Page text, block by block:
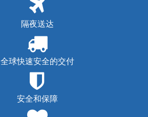
隔夜送达
全球快速安全的交付
安全和保障